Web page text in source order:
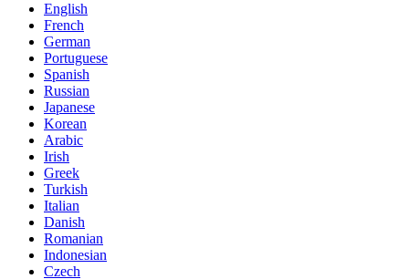
English
French
German
Portuguese
Spanish
Russian
Japanese
Korean
Arabic
Irish
Greek
Turkish
Italian
Danish
Romanian
Indonesian
Czech